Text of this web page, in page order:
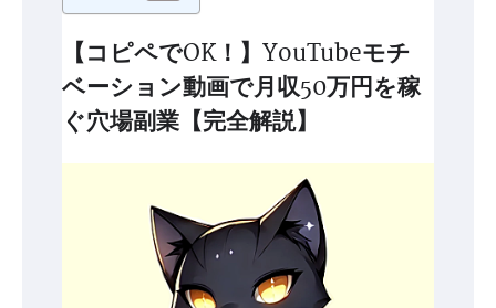
【コピペでOK！】YouTubeモチ
ベーション動画で月収50万円を稼
ぐ穴場副業【完全解説】